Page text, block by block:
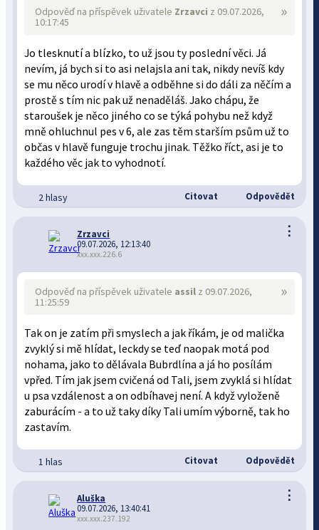
»
Odpověď na příspěvek uživatele Zrzavci z 09.07.2026,
10:17:45
Jo tlesknutí a blízko, to už jsou ty poslední věci. Já
nevím, já bych si to asi nelajsla ani tak, nikdy nevíš kdy
se mu něco urodí v hlavě a odběhne si do dáli za něčím a
prostě s tím nic pak už nenaděláš. Jako chápu, že
staroušek je něco jiného co se týká pohybu než když
mně ohluchnul pes v 6, ale zas těm starším psům už to
občas v hlavě funguje trochu jinak. Těžko říct, asi je to
každého věc jak to vyhodnotí.
2 hlasy Citovat Odpovědět
⋮
Zrzavci
09.07.2026, 12:13:40
xxx.xxx.226.6
»
Odpověď na příspěvek uživatele assil z 09.07.2026,
11:25:59
Tak on je zatím při smyslech a jak říkám, je od malička
zvyklý si mě hlídat, leckdy se teď naopak motá pod
nohama, jako to dělávala Bubrdlína a já ho posílám
vpřed. Tím jak jsem cvičená od Tali, jsem zvyklá si hlídat
u psa vzdálenost a on odbíhavej není. A když vyloženě
zaburácím - a to už taky díky Tali umím výborně, tak ho
zastavím.
1 hlas Citovat Odpovědět
⋮
Aluška
09.07.2026, 13:40:41
xxx.xxx.237.192